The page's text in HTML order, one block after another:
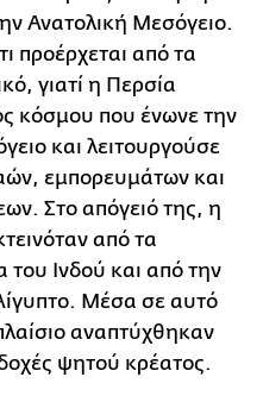
Ανατολική Μεσόγειο.
προέρχεται από τα
γιατί η Περσία
κόσμου που ένωνε την
και λειτουργούσε
εμπορευμάτων και
Στο απόγειό της, η
από τα
του Ινδού και από την
Μέσα σε αυτό
αναπτύχθηκαν
ψητού κρέατος.